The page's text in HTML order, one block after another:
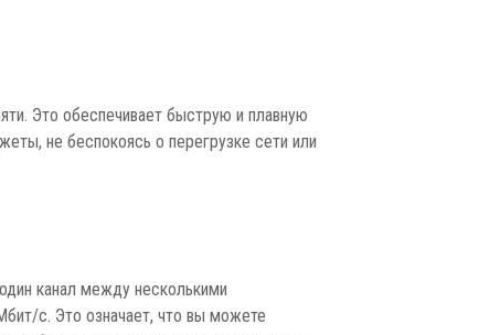
Это обеспечивает быструю и плавную
не беспокоясь о перегрузке сети или
канал между несколькими
с. Это означает, что вы можете